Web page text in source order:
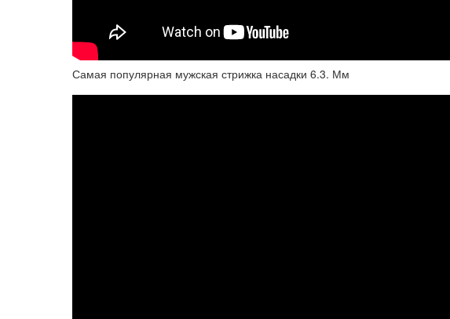
Самая популярная мужская стрижка насадки 6.3. Мм